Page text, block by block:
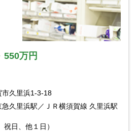
550万円
市久里浜1-3-18
久里浜駅／ＪＲ横須賀線 久里浜駅
日、他１日）